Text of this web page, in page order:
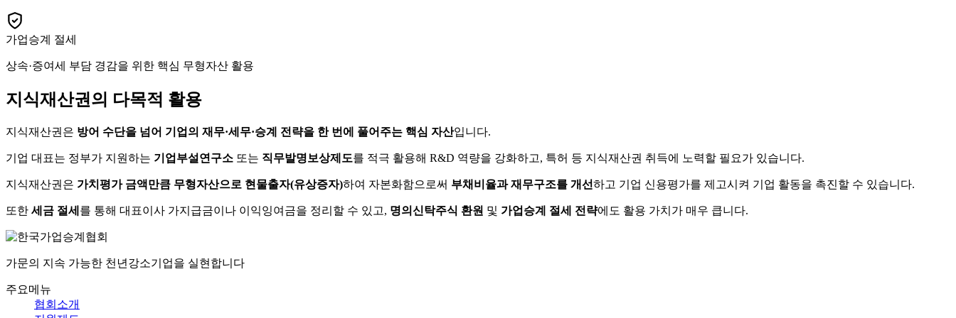
가업승계 절세
상속·증여세 부담 경감을 위한 핵심 무형자산 활용
지식재산권의 다목적 활용
지식재산권은 방어 수단을 넘어 기업의 재무·세무·승계 전략을 한 번에 풀어주는 핵심 자산입니다.
기업 대표는 정부가 지원하는 기업부설연구소 또는 직무발명보상제도를 적극 활용해 R&D 역량을 강화하고, 특허 등 지식재산권 취득에 노력할 필요가 있습니다.
지식재산권은 가치평가 금액만큼 무형자산으로 현물출자(유상증자)하여 자본화함으로써 부채비율과 재무구조를 개선하고 기업 신용평가를 제고시켜 기업 활동을 촉진할 수 있습니다.
또한 세금 절세 를 통해 대표이사 가지급금이나 이익잉여금을 정리할 수 있고, 명의신탁주식 환원 및 가업승계 절세 전략에도 활용 가치가 매우 큽니다.
가문의 지속 가능한 천년강소기업을 실현합니다
주요메뉴
협회소개